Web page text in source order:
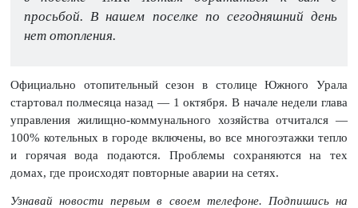
просьбой. В нашем поселке по сегодняшний день
нет отопления.
Официально отопительный сезон в столице Южного Урала
стартовал полмесяца назад — 1 октября. В начале недели глава
управления жилищно-коммунального хозяйства отчитался —
100% котельных в городе включены, во все многоэтажки тепло
и горячая вода подаются. Проблемы сохраняются на тех
домах, где происходят повторные аварии на сетях.
Узнавай новости первым в своем телефоне. Подпишись на